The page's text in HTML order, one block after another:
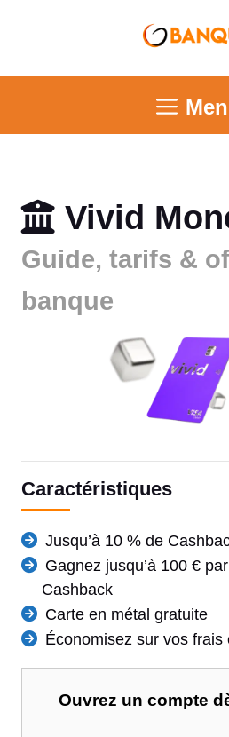
Vivid
Guide, tarifs &
banque
Caractéristiques
Jusqu’à 10 % de
Gagnez jusqu’à 100 €
Cashback
Carte en métal gratuite
Économisez sur vos frais
Ouvrez un compte